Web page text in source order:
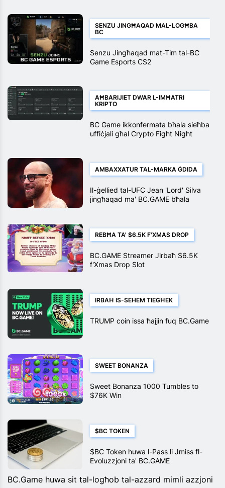
SENZU JINGĦAQAD MAL-LOGĦBA
BC
Senzu Jingħaqad mat-Tim tal-BC
Game Esports CS2
AĦBARIJIET DWAR L-IMĦATRI
KRIPTO
BC Game ikkonfermata bħala sieħba
uffiċjali għal Crypto Fight Night
AMBAXXATUR TAL-MARKA ĠDIDA
Il-ġellied tal-UFC Jean 'Lord' Silva
jingħaqad ma' BC.GAME bħala
REBĦA TA' $6.5K F'XMAS DROP
BC.GAME Streamer Jirbaħ $6.5K
f'Xmas Drop Slot
IRBAĦ IS-SEHEM TIEGĦEK
TRUMP coin issa ħajjin fuq BC.Game
SWEET BONANZA
Sweet Bonanza 1000 Tumbles to
$76K Win
$BC TOKEN
$BC Token huwa l-Pass li Jmiss fl-
Evoluzzjoni ta' BC.GAME
BC.Game huwa sit tal-logħob tal-azzard mimli azzjoni